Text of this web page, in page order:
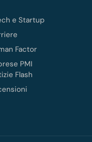
e Startup
Factor
PMI
Flash